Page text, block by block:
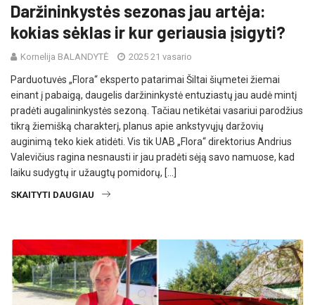
Daržininkystės sezonas jau artėja:
kokias sėklas ir kur geriausia įsigyti?
Kornelija BALANDYTĖ 2025 21 vasario
Parduotuvės „Flora“ eksperto patarimai Šiltai šiųmetei žiemai
einant į pabaigą, daugelis daržininkystė entuziastų jau audė mintį
pradėti augalininkystės sezoną. Tačiau netikėtai vasariui parodžius
tikrą žiemišką charakterį, planus apie ankstyvųjų daržovių
auginimą teko kiek atidėti. Vis tik UAB „Flora“ direktorius Andrius
Valevičius ragina nesnausti ir jau pradėti sėją savo namuose, kad
laiku sudygtų ir užaugtų pomidorų, […]
SKAITYTI DAUGIAU